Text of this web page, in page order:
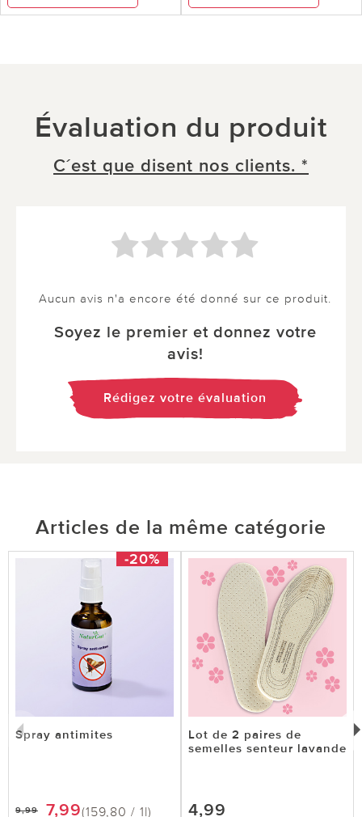
Évaluation du produit
C´est que disent nos clients. *
Aucun avis n'a encore été donné sur ce produit.
Soyez le premier et donnez votre
avis!
Rédigez votre évaluation
Articles de la même catégorie
-20%
Spray antimites
9,99 7,99(159,80 / 1l)
Lot de 2 paires de
semelles senteur lavande
4,99